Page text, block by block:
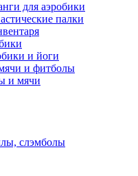
для аэробики
палки
и йоги
и фитболы
и мячи
слэмболы